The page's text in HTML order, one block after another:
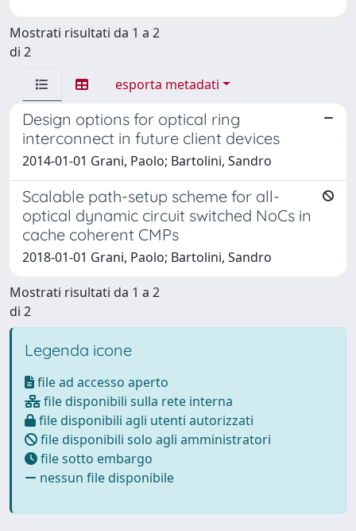
Mostrati risultati da 1 a 2
di 2
esporta metadati
Design options for optical ring
interconnect in future client devices
2014-01-01 Grani, Paolo; Bartolini, Sandro
Scalable path-setup scheme for all-
optical dynamic circuit switched NoCs in
cache coherent CMPs
2018-01-01 Grani, Paolo; Bartolini, Sandro
Mostrati risultati da 1 a 2
di 2
Legenda icone
file ad accesso aperto
file disponibili sulla rete interna
file disponibili agli utenti autorizzati
file disponibili solo agli amministratori
file sotto embargo
nessun file disponibile